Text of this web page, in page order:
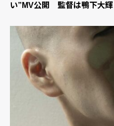
い”MV公開 監督は鴨下大輝